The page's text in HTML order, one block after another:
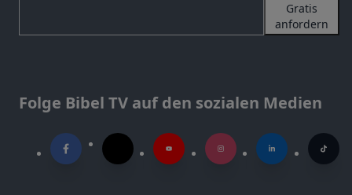
Gratis
anfordern
Folge Bibel TV auf den sozialen Medien